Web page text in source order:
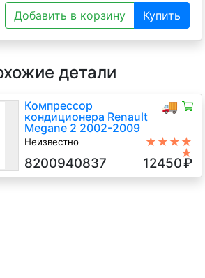
Добавить в корзину Купить
детали
🚚
Компрессор
кондиционера Renault
Megane 2 2002-2009
Неизвестно
ст.мех., Седан, черный, 2007 г.в.
★★★★
★
8200940837 12450₽